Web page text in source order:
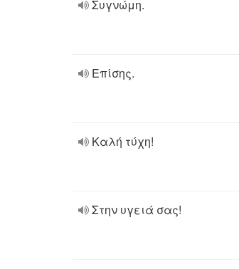
Συγνώμη.
Επίσης.
Καλή τύχη!
Στην υγειά σας!